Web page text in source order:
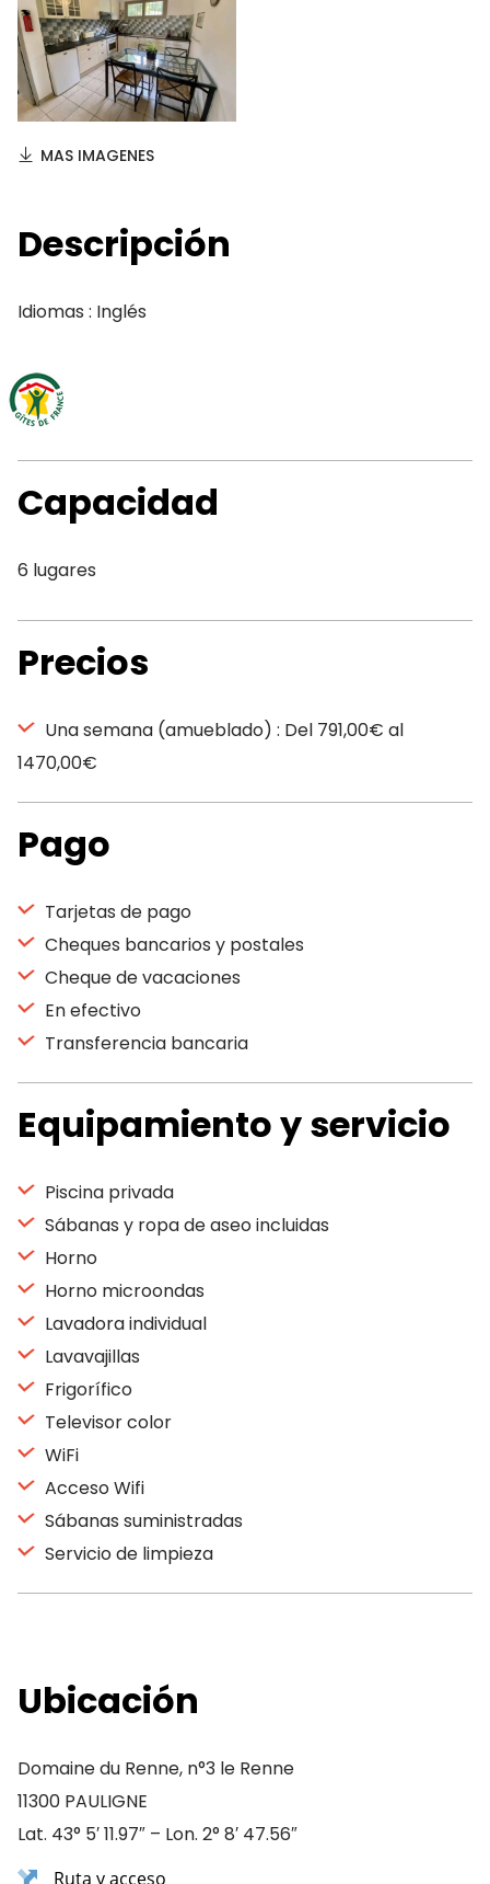
MAS IMAGENES
Descripción
Idiomas : Inglés
Capacidad
6 lugares
Precios
Una semana (amueblado) : Del 791,00€ al
1470,00€
Pago
Tarjetas de pago
Cheques bancarios y postales
Cheque de vacaciones
En efectivo
Transferencia bancaria
Equipamiento y servicio
Piscina privada
Sábanas y ropa de aseo incluidas
Horno
Horno microondas
Lavadora individual
Lavavajillas
Frigorífico
Televisor color
WiFi
Acceso Wifi
Sábanas suministradas
Servicio de limpieza
Ubicación
Domaine du Renne, n°3 le Renne
11300 PAULIGNE
Lat. 43° 5′ 11.97″ – Lon. 2° 8′ 47.56″
Ruta y acceso